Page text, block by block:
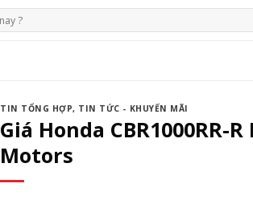
TIN TỔNG HỢP, TIN TỨC - KHUYẾN MÃI
Giá Honda CBR1000RR-
Motors